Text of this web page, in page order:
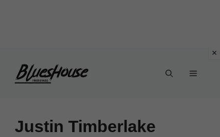
Menu
Justin Timberlake